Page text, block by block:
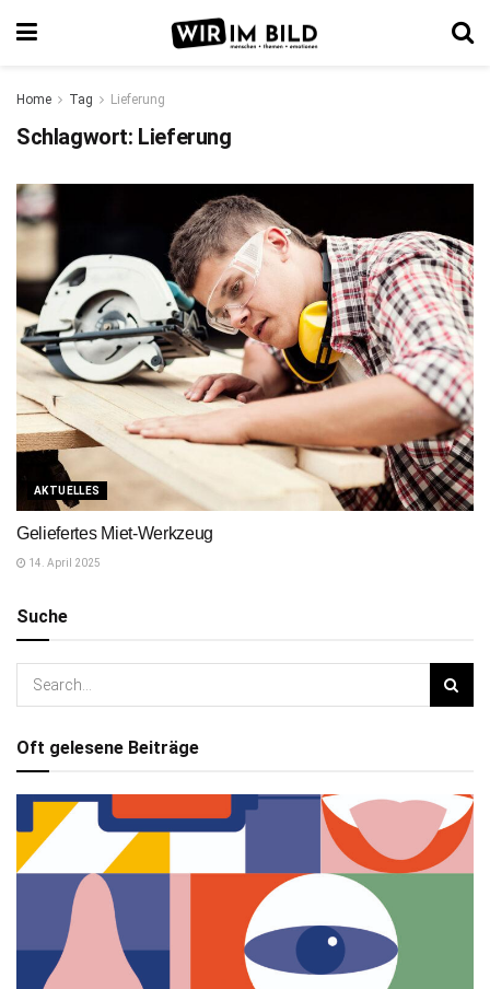
Home Tag Lieferung
Schlagwort: Lieferung
AKTUELLES
Geliefertes Miet-Werkzeug
14. April 2025
Suche
Oft gelesene Beiträge